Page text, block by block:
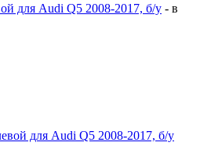
для Audi Q5 2008-2017, б/у - в